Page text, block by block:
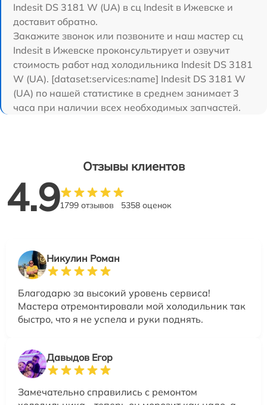
Indesit DS 3181 W (UA) в сц Indesit в Ижевске и
доставит обратно.
Закажите звонок или позвоните и наш мастер сц
Indesit в Ижевске проконсультирует и озвучит
стоимость работ над холодильника Indesit DS 3181
W (UA). [dataset:services:name] Indesit DS 3181 W
(UA) по нашей статистике в среднем занимает 3
часа при наличии всех необходимых запчастей.
Отзывы клиентов
4.91799 отзывов 5358 оценок
Никулин Роман
Благодарю за высокий уровень сервиса!
Мастера отремонтировали мой холодильник так
быстро, что я не успела и руки поднять.
Давыдов Егор
Замечательно справились с ремонтом